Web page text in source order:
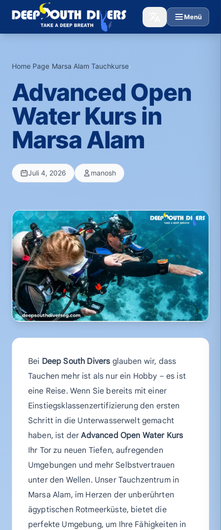
Menü
Home Page›Marsa Alam Tauchkurse›
Advanced Open
Water Kurs in
Marsa Alam
Juli 4, 2026 manosh
Bei Deep South Divers glauben wir, dass
Tauchen mehr ist als nur ein Hobby – es ist
eine Reise. Wenn Sie bereits mit einer
Einstiegsklassenzertifizierung den ersten
Schritt in die Unterwasserwelt gemacht
haben, ist derAdvanced Open Water Kurs
Ihr Tor zu neuen Tiefen, aufregenden
Umgebungen und mehr Selbstvertrauen
unter den Wellen. Unser Tauchzentrum in
Marsa Alam, im Herzen der unberührten
ägyptischen Rotmeerküste, bietet die
perfekte Umgebung, um Ihre Fähigkeiten in